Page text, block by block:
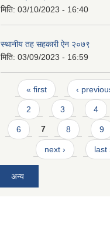
मिति: 03/10/2023 - 16:40
स्थानीय तह सहकारी ऐन २०७९
मिति: 03/09/2023 - 16:59
Pages
« first ‹
2 3 4
6 7 8 9
next › last
अन्य